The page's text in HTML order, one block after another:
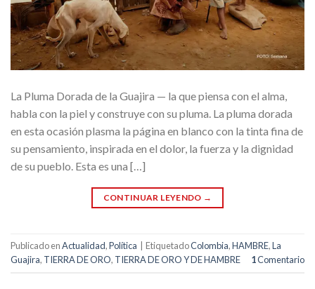
La Pluma Dorada de la Guajira — la que piensa con el alma,
habla con la piel y construye con su pluma. La pluma dorada
en esta ocasión plasma la página en blanco con la tinta fina de
su pensamiento, inspirada en el dolor, la fuerza y la dignidad
de su pueblo. Esta es una […]
CONTINUAR LEYENDO →
Publicado enActualidad,Política EtiquetadoColombia,HAMBRE,La
Guajira, TIERRA DE ORO, TIERRA DE ORO Y DE HAMBRE 1Comentario